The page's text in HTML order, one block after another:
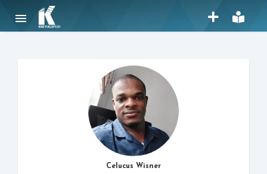
menu
Celucus Wisner